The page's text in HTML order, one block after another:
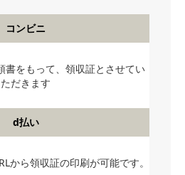
コンビニ
書をもって、領収証とさせてい
ただきます
d払い
から領収証の印刷が可能です。